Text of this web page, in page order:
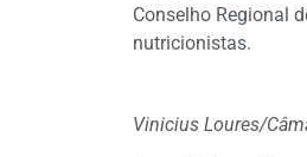
Conselho Regional
nutricionistas.
Vinicius Loures/